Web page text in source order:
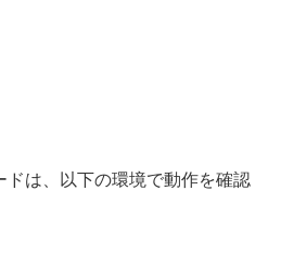
は、以下の環境で動作を確認